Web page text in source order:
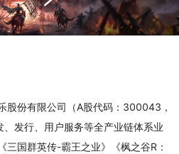
份有限公司（A股代码：300043，
、发行、用户服务等全产业链体系业
三国群英传-霸王之业》《枫之谷R：